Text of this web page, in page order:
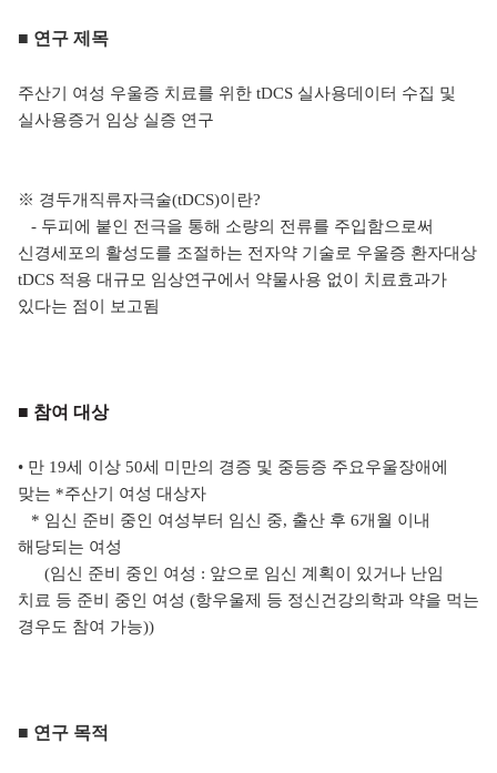
■ 연구 제목
주산기 여성 우울증 치료를 위한 tDCS 실사용데이터 수집 및
실사용증거 임상 실증 연구
※ 경두개직류자극술(tDCS)이란?
- 두피에 붙인 전극을 통해 소량의 전류를 주입함으로써
신경세포의 활성도를 조절하는 전자약 기술로 우울증 환자대상
tDCS 적용 대규모 임상연구에서 약물사용 없이 치료효과가
있다는 점이 보고됨
■ 참여 대상
• 만 19세 이상 50세 미만의 경증 및 중등증 주요우울장애에
맞는 *주산기 여성 대상자
* 임신 준비 중인 여성부터 임신 중, 출산 후 6개월 이내
해당되는 여성
(임신 준비 중인 여성 : 앞으로 임신 계획이 있거나 난임
치료 등 준비 중인 여성 (항우울제 등 정신건강의학과 약을 먹는
경우도 참여 가능))
■ 연구 목적